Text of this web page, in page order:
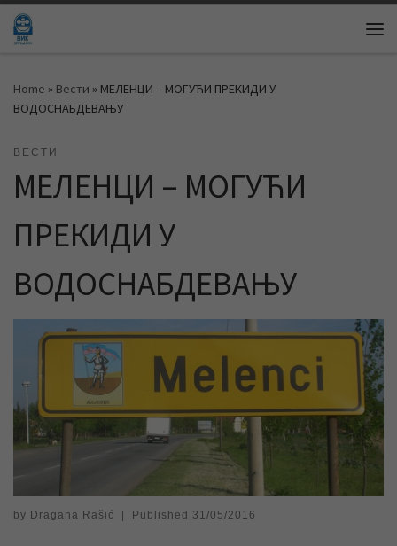
Skip to content
Home » Вести » МЕЛЕНЦИ – МОГУЋИ ПРЕКИДИ У
ВОДОСНАБДЕВАЊУ
ВЕСТИ
МЕЛЕНЦИ – МОГУЋИ
ПРЕКИДИ У
ВОДОСНАБДЕВАЊУ
by Dragana Rašić Published 31/05/2016